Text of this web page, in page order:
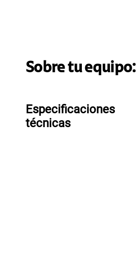
Sobre tu equipo:
Especificaciones
técnicas